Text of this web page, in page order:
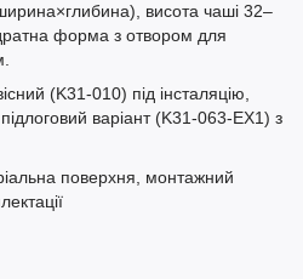
висота чаші 32–
форма з отвором для
(K31-010) під інсталяцію,
варіант (K31-063-EX1) з
поверхня, монтажний